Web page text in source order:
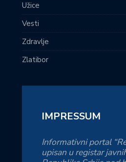
Užice
Vesti
Zdravlje
Zlatibor
IMPRESSUM
Informativni portal
upisan u registar